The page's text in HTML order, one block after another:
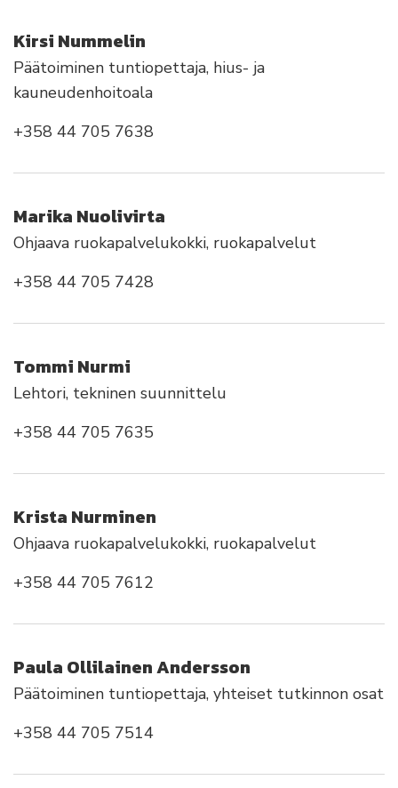
Kirsi Nummelin
Päätoiminen tuntiopettaja, hius- ja
kauneudenhoitoala
+358 44 705 7638
Marika Nuolivirta
Ohjaava ruokapalvelukokki, ruokapalvelut
+358 44 705 7428
Tommi Nurmi
Lehtori, tekninen suunnittelu
+358 44 705 7635
Krista Nurminen
Ohjaava ruokapalvelukokki, ruokapalvelut
+358 44 705 7612
Paula Ollilainen Andersson
Päätoiminen tuntiopettaja, yhteiset tutkinnon osat
+358 44 705 7514